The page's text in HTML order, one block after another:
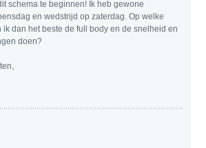
schema te beginnen! Ik heb gewone
en wedstrijd op zaterdag. Op welke
dan het beste de full body en de snelheid en
doen?